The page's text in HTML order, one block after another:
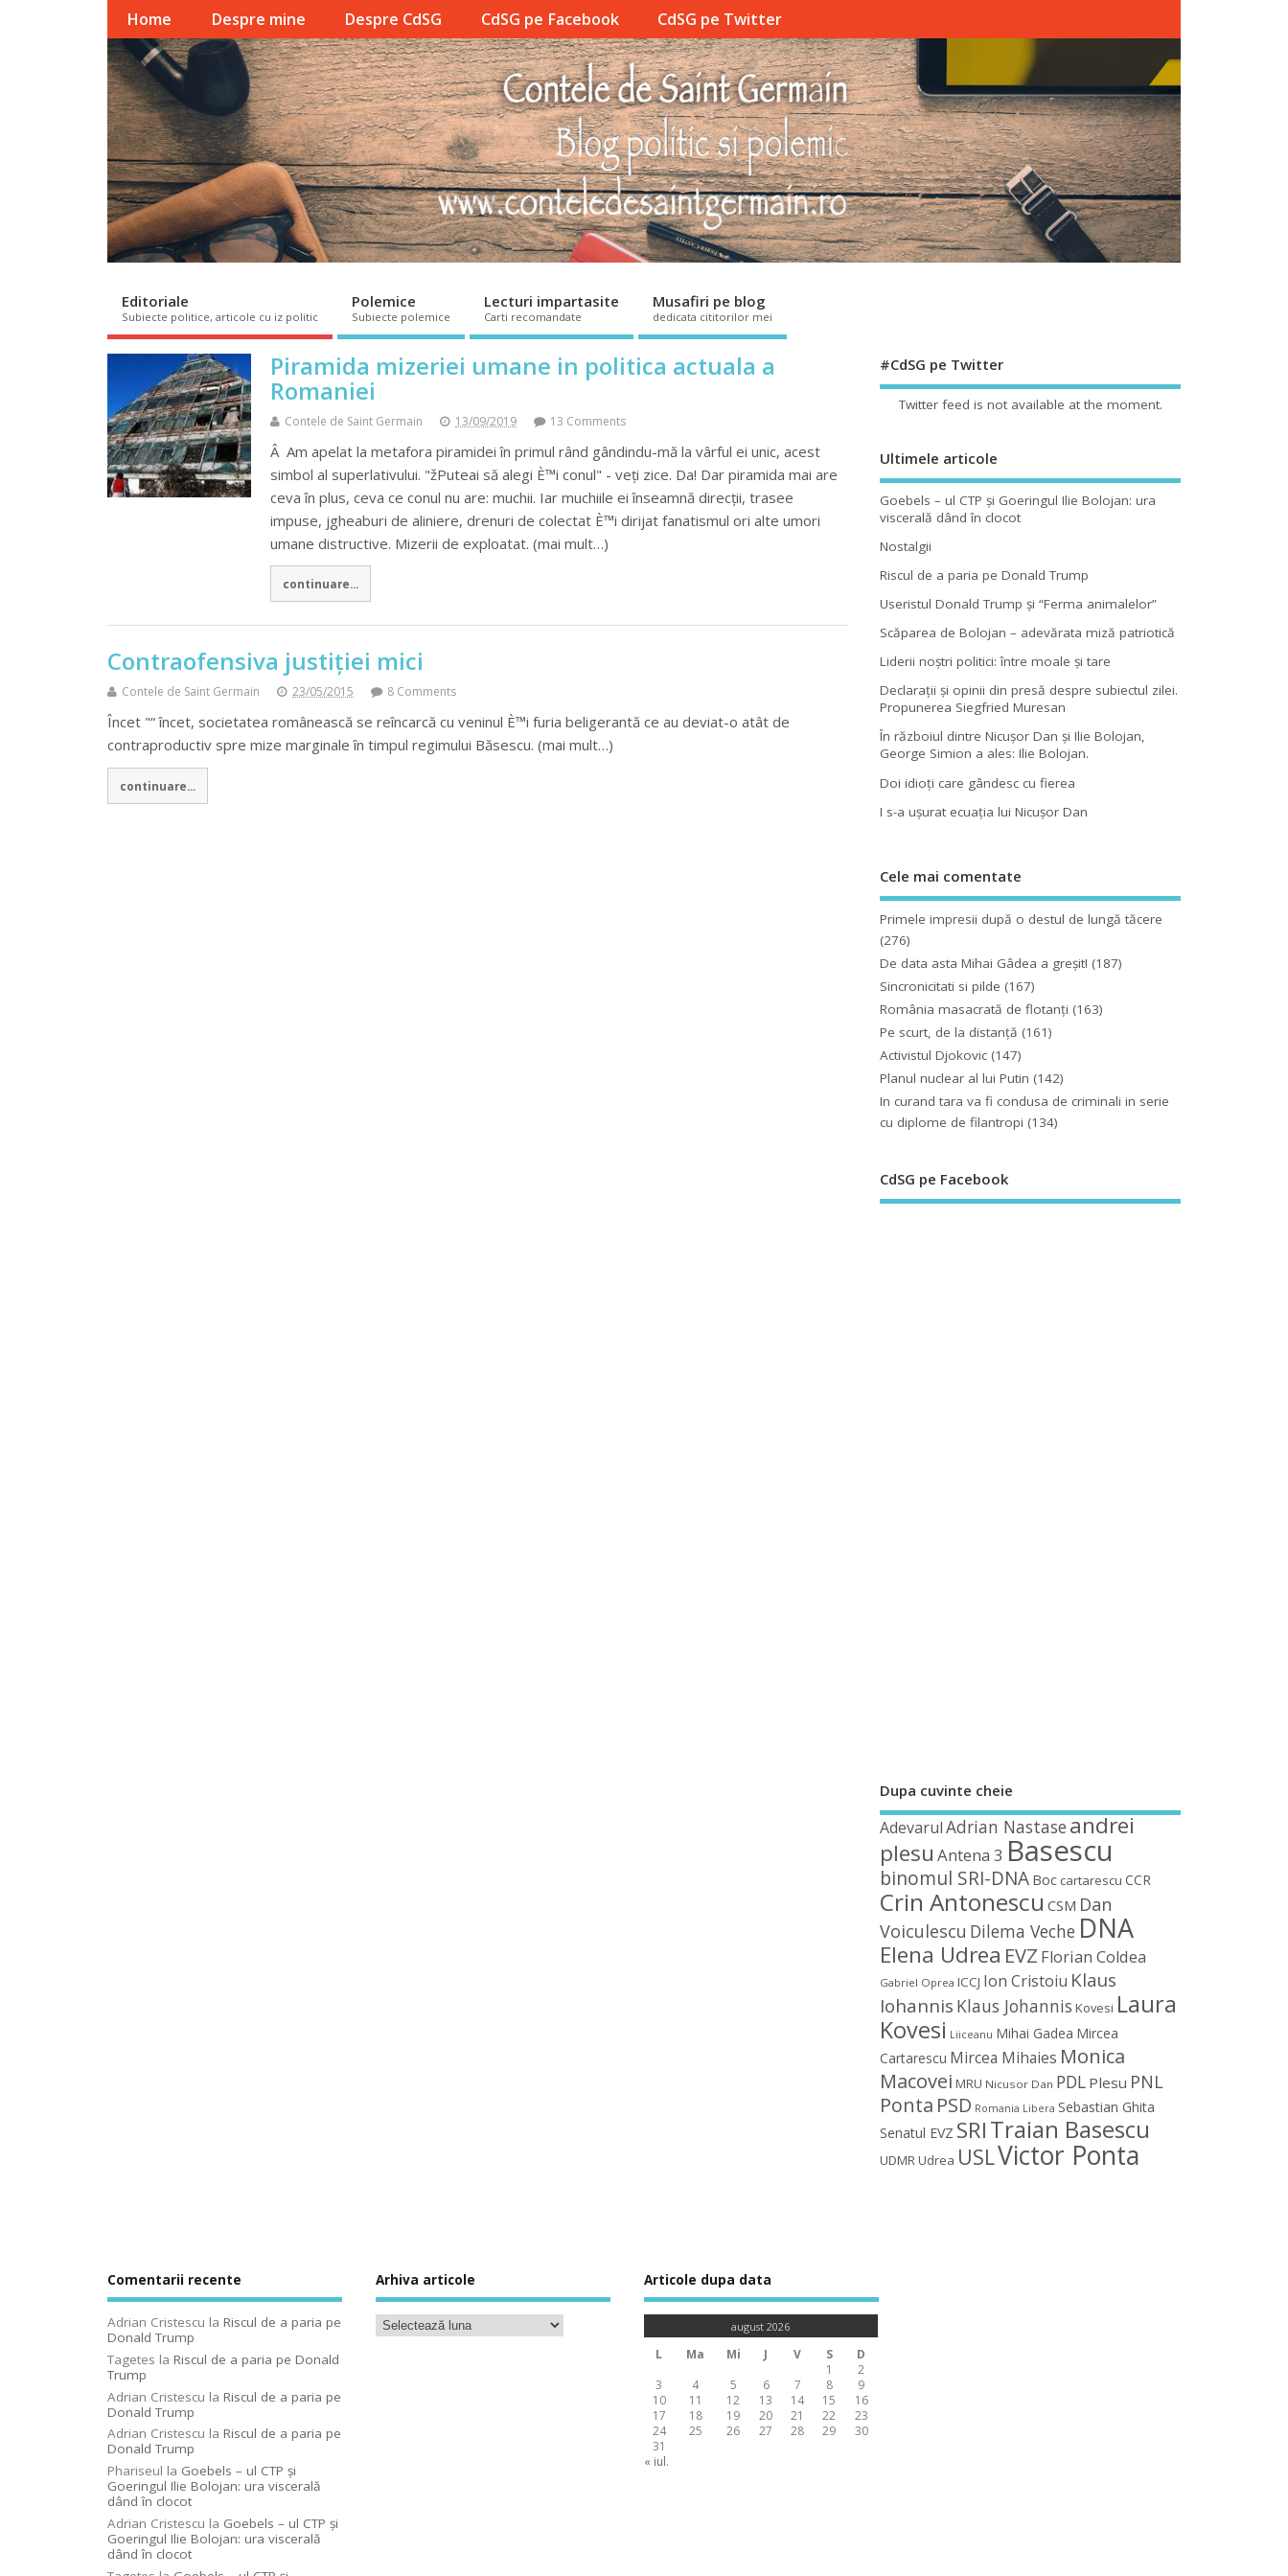
Home Despre mine Despre CdSG CdSG pe Facebook CdSG pe Twitter
Editoriale
Subiecte politice, articole cu iz politic
Polemice
Subiecte polemice
Lecturi impartasite
Carti recomandate
Musafiri pe blog
dedicata cititorilor mei
Piramida mizeriei umane in politica actuala a
Romaniei
Contele de Saint Germain 13/09/2019 13 Comments
Â Am apelat la metafora piramidei în primul rând gândindu-mă la vârful ei unic, acest
simbol al superlativului. "žPuteai să alegi È™i conul" - veți zice. Da! Dar piramida mai are
ceva în plus, ceva ce conul nu are: muchii. Iar muchiile ei înseamnă direcții, trasee
impuse, jgheaburi de aliniere, drenuri de colectat È™i dirijat fanatismul ori alte umori
umane distructive. Mizerii de exploatat. (mai mult…)
continuare...
Contraofensiva justiției mici
Contele de Saint Germain 23/05/2015 8 Comments
Încet "“ încet, societatea românească se reîncarcă cu veninul È™i furia beligerantă ce au deviat-o atât de
contraproductiv spre mize marginale în timpul regimului Băsescu. (mai mult…)
continuare...
#CdSG pe Twitter
Twitter feed is not available at the moment.
Ultimele articole
Goebels – ul CTP şi Goeringul Ilie Bolojan: ura
viscerală dând în clocot
Nostalgii
Riscul de a paria pe Donald Trump
Useristul Donald Trump şi “Ferma animalelor”
Scăparea de Bolojan – adevărata miză patriotică
Liderii noştri politici: între moale şi tare
Declaraţii şi opinii din presă despre subiectul zilei.
Propunerea Siegfried Muresan
În războiul dintre Nicuşor Dan şi Ilie Bolojan,
George Simion a ales: Ilie Bolojan.
Doi idioţi care gândesc cu fierea
I s-a uşurat ecuaţia lui Nicuşor Dan
Cele mai comentate
Primele impresii după o destul de lungă tăcere
(276)
De data asta Mihai Gâdea a greşit! (187)
Sincronicitati si pilde (167)
România masacrată de flotanţi (163)
Pe scurt, de la distanță (161)
Activistul Djokovic (147)
Planul nuclear al lui Putin (142)
In curand tara va fi condusa de criminali in serie
cu diplome de filantropi (134)
CdSG pe Facebook
Dupa cuvinte cheie
Adevarul Adrian Nastaseandrei
plesu Antena 3 Basescu
binomul SRI-DNA Boc cartarescu CCR
Crin Antonescu CSM Dan
Voiculescu Dilema Veche DNA
Elena Udrea EVZ Florian Coldea
Gabriel Oprea ICCJ Ion Cristoiu Klaus
Iohannis Klaus Johannis Kovesi Laura
Kovesi Liiceanu Mihai Gadea Mircea
Cartarescu Mircea Mihaies Monica
Macovei MRU Nicusor Dan PDL Plesu PNL
Ponta PSD Romania Libera Sebastian Ghita
Senatul EVZ SRITraian Basescu
UDMRUdrea USLVictor Ponta
Comentarii recente
Adrian Cristescu la Riscul de a paria pe
Donald Trump
Tagetes la Riscul de a paria pe Donald
Trump
Adrian Cristescu la Riscul de a paria pe
Donald Trump
Adrian Cristescu la Riscul de a paria pe
Donald Trump
Phariseul la Goebels – ul CTP şi
Goeringul Ilie Bolojan: ura viscerală
dând în clocot
Adrian Cristescu la Goebels – ul CTP şi
Goeringul Ilie Bolojan: ura viscerală
dând în clocot
Arhiva articole Articole dupa data
august 2026
L Ma Mi J V S
D
1
2
3
4 5 6 7 8
9
10
11 12 13 14 15
16
17
18 19 20 21 22
23
24
25 26 27 28 29
30
31
« iul.